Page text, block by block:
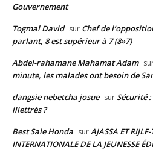
Gouvernement
Togmal David sur Chef de
parlant, 8 est supérieur à 7 (8»7)
Abdel-rahamane Mahamat Adam
minute, les malades ont besoin de
dangsie nebetcha josue surSécurité
illettrés ?
Best Sale Honda surAJASSA ET
INTERNATIONALE DE LA JEUNESSE